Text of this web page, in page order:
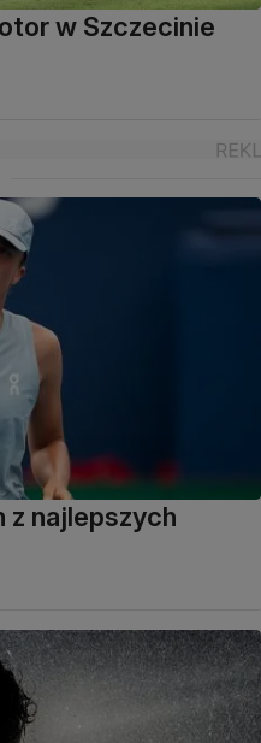
w Szczecinie
z najlepszych